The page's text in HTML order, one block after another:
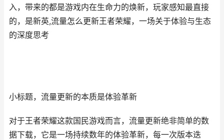
入，带来的都是游戏内在生命力的焕新，玩家感知最直接
的，是新英,流量怎么更新王者荣耀，一场关于体验与生态
的深度思考
小标题，流量更新的本质是体验革新
对于王者荣耀这款国民游戏而言，流量更新绝非简单的数
据下载，它是一场持续数年的体验革新，每一次版本迭